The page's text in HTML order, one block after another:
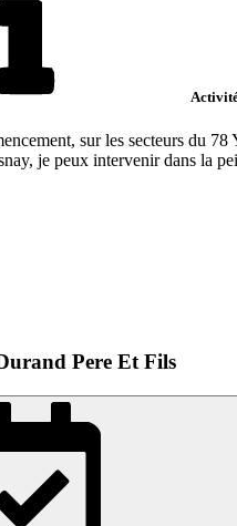
sur les secteurs du 78
je peux intervenir dans la
Pere Et Fils